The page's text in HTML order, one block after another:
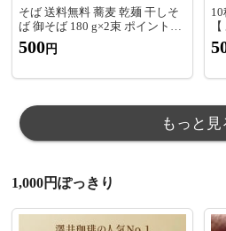
そば 送料無料 蕎麦 乾麺 干しそ
ば 御そば 180 g×2束 ポイント消
化 メール便 ポスト 投函 麺類 そ
ば
500円
ト
ご
円
もっと見
1,000円ぽっきり